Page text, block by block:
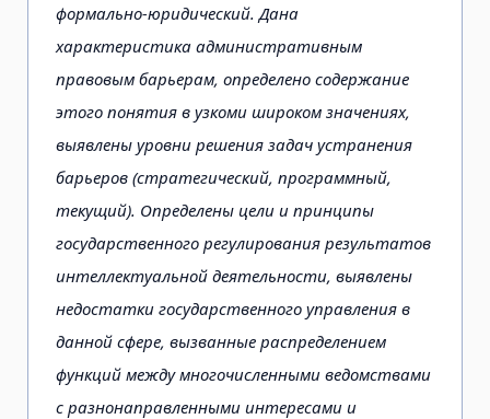
формально-юридический. Дана
характеристика административным
правовым барьерам, определено содержание
этого понятия в узкоми широком значениях,
выявлены уровни решения задач устранения
барьеров (стратегический, программный,
текущий). Определены цели и принципы
государственного регулирования результатов
интеллектуальной деятельности, выявлены
недостатки государственного управления в
данной сфере, вызванные распределением
функций между многочисленными ведомствами
с разнонаправленными интересами и